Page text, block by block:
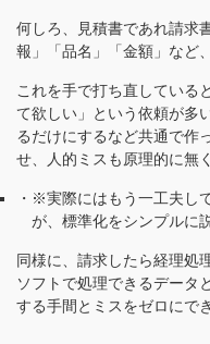
何しろ、見積書であれ請求
報」「品名」「金額」など
これを手で打ち直している
て欲しい」という依頼が多
るだけにするなど共通で作
せ、人的ミスも原理的に無
※実際にはもう一工夫し
が、標準化をシンプルに
同様に、請求したら経理処
ソフトで処理できるデータ
する手間とミスをゼロにで